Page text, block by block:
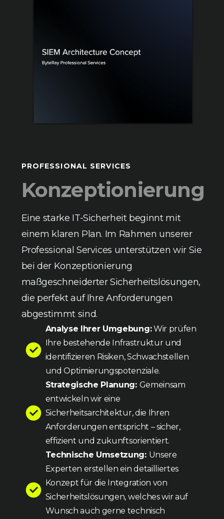
PROFESSIONAL SERVICES
Konzeptionierung
Eine starke IT-Sicherheit beginnt mit
einem klaren Plan. Im Rahmen unserer
Professional Services unterstützen wir Sie
bei der Konzeptionierung
maßgeschneiderter Sicherheitslösungen,
die perfekt auf Ihre Anforderungen
abgestimmt sind.
Analyse Ihrer Umgebung:Wir prüfen
Ihre bestehende Infrastruktur und
identifizieren Risiken, Schwachstellen
und Optimierungspotenziale.
Strategische Planung: Gemeinsam
entwickeln wir eine
Sicherheitsarchitektur, die Ihren
Anforderungen entspricht – sicher,
effizient und zukunftsorientiert.
Technische Umsetzung: Unsere
Experten erstellen ein detailliertes
Konzept für die Integration von
Sicherheitslösungen, welches wir auf
Wunsch auch gerne technisch